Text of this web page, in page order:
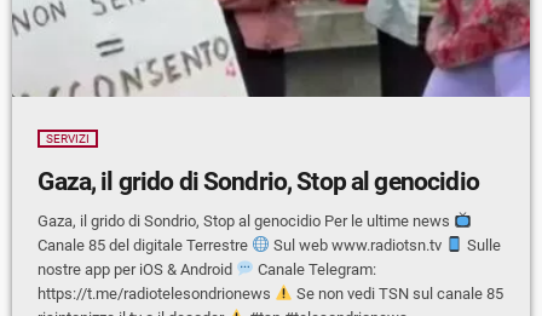
SERVIZI
Gaza, il grido di Sondrio, Stop al genocidio
Gaza, il grido di Sondrio, Stop al genocidio Per le ultime news
Canale 85 del digitale Terrestre
Sul web www.radiotsn.tv
Sulle
nostre app per iOS & Android
Canale Telegram:
https://t.me/radiotelesondrionews
Se non vedi TSN sul canale 85